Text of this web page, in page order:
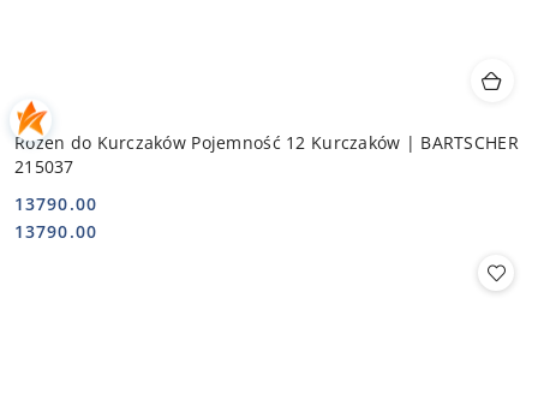
Rożen do Kurczaków Pojemność 12 Kurczaków | BARTSCHER
215037
Cena:
13790.00
Cena:
13790.00